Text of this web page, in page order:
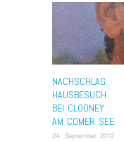
NACHSCHLAG:
HAUSBESUCH
BEI CLOONEY
AM COMER SEE
24. September 2012